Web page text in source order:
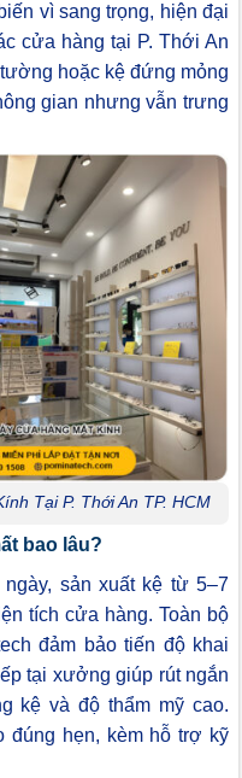
vì sang trọng, hiện đại
cửa hàng tại P. Thới An
hoặc kệ đứng mỏng
gian nhưng vẫn trưng
Tại P. Thới An TP. HCM
bao lâu?
sản xuất kệ từ 5–7
tích cửa hàng. Toàn bộ
đảm bảo tiến độ khai
tại xưởng giúp rút ngắn
kệ và độ thẩm mỹ cao.
đúng hẹn, kèm hỗ trợ kỹ